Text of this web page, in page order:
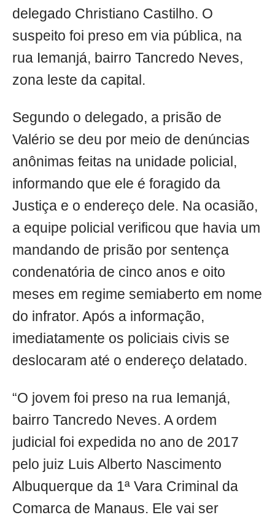
delegado Christiano Castilho. O
suspeito foi preso em via pública, na
rua Iemanjá, bairro Tancredo Neves,
zona leste da capital.
Segundo o delegado, a prisão de
Valério se deu por meio de denúncias
anônimas feitas na unidade policial,
informando que ele é foragido da
Justiça e o endereço dele. Na ocasião,
a equipe policial verificou que havia um
mandando de prisão por sentença
condenatória de cinco anos e oito
meses em regime semiaberto em nome
do infrator. Após a informação,
imediatamente os policiais civis se
deslocaram até o endereço delatado.
“O jovem foi preso na rua Iemanjá,
bairro Tancredo Neves. A ordem
judicial foi expedida no ano de 2017
pelo juiz Luis Alberto Nascimento
Albuquerque da 1ª Vara Criminal da
Comarca de Manaus. Ele vai ser